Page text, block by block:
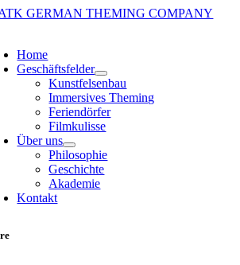
Zum
Home
Geschäftsfelder
Kunstfelsenbau
Immersives Theming
Feriendörfer
Filmkulisse
Über uns
Philosophie
Geschichte
Akademie
Kontakt